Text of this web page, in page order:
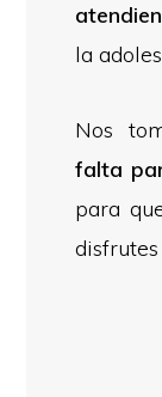
la
Nos
falta
para